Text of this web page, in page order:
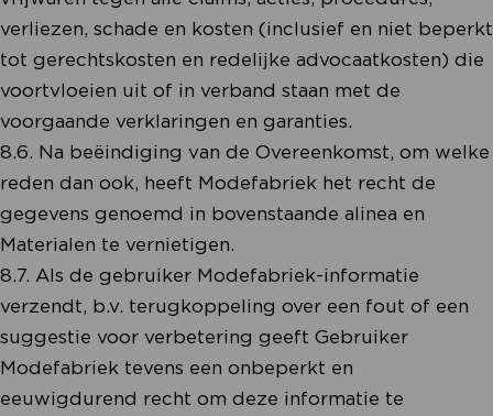
verliezen, schade en kosten (inclusief en niet beperkt
tot gerechtskosten en redelijke advocaatkosten) die
voortvloeien uit of in verband staan met de
voorgaande verklaringen en garanties.
8.6. Na beëindiging van de Overeenkomst, om welke
reden dan ook, heeft Modefabriek het recht de
gegevens genoemd in bovenstaande alinea en
Materialen te vernietigen.
8.7. Als de gebruiker Modefabriek-informatie
verzendt, b.v. terugkoppeling over een fout of een
suggestie voor verbetering geeft Gebruiker
Modefabriek tevens een onbeperkt en
eeuwigdurend recht om deze informatie te